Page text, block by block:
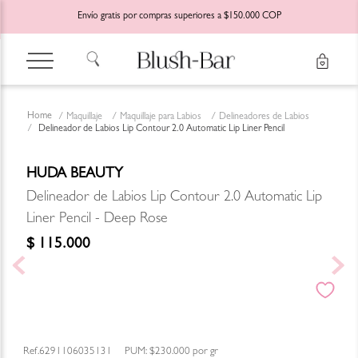
Envío gratis por compras superiores a $150.000 COP
Maquillaje Maquillaje para Labios
Delineadores de Labios
Delineador de Labios Lip Contour 2.0 Automatic Lip Liner Pencil
HUDA BEAUTY
Delineador de Labios Lip Contour 2.0 Automatic Lip
Liner Pencil - Deep Rose
$ 115.000
6291106035131 PUM: $230.000 por gr